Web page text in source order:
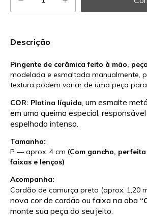
Descrição
Pingente de cerâmica feito à mão,
modelada e esmaltada manualmente,
textura podem variar de uma peça
COR: Platina líquida, um esmalte
em uma queima especial,
espelhado intenso.
Tamanho:
P — aprox. 4 cm (Com gancho,
faixas e lenços)
Acompanha:
Cordão de camurça preto (aprox. 1,20
nova cor de cordão ou faixa na aba
monte sua peça do seu jeito.